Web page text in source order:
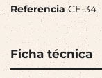
Referencia CE-34
Ficha técnica